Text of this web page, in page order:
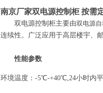
南京厂家双电源控制柜 按需
双电源控制柜主要由双电源
连续性。广泛应用于高层楼宇、
性能参数
环境温度： -5℃-+40℃,24小时内